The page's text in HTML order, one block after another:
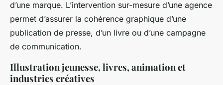
d’une marque. L’intervention sur-mesure d’une agence
permet d’assurer la cohérence graphique d’une
publication de presse, d’un livre ou d’une campagne
de communication.
Illustration jeunesse, livres, animation et
industries créatives